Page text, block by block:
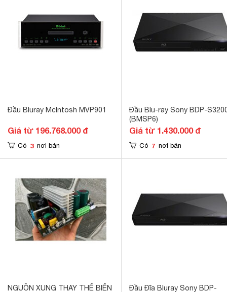
Đầu Bluray McIntosh MVP901
Giá từ 196.768.000 đ
Có 3 nơi bán
Đầu Blu-ray Sony BDP-
(BMSP6)
Giá từ 1.430.000 đ
Có 7 nơi bán
NGUỒN XUNG THAY THẾ BIẾN
Đầu Đĩa Bluray Sony BDP-